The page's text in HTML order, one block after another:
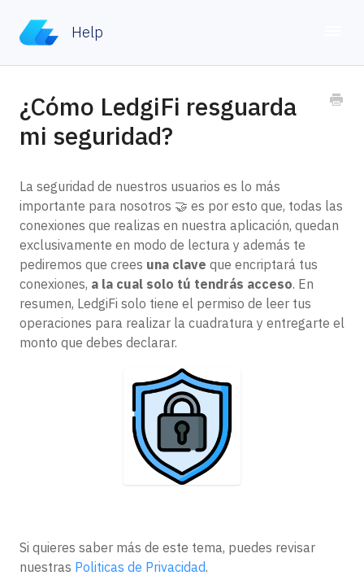
Help
Contacto
¿Cómo LedgiFi resguarda
mi seguridad?
La seguridad de nuestros usuarios es lo más
importante para nosotros 🤝 es por esto que, todas las
conexiones que realizas en nuestra aplicación, quedan
exclusivamente en modo de lectura y además te
pediremos que crees una clave que encriptará tus
conexiones, a la cual solo tú tendrás acceso. En
resumen, LedgiFi solo tiene el permiso de leer tus
operaciones para realizar la cuadratura y entregarte el
monto que debes declarar.
Si quieres saber más de este tema, puedes revisar
nuestras Politicas de Privacidad.